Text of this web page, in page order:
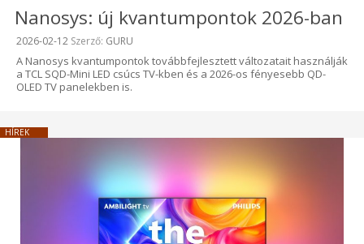
Nanosys: új kvantumpontok 2026-ban
Beküldve:
2026-02-12 Szerző: GURU
A Nanosys kvantumpontok továbbfejlesztett változatait használják
a TCL SQD-Mini LED csúcs TV-kben és a 2026-os fényesebb QD-
OLED TV panelekben is.
HÍREK